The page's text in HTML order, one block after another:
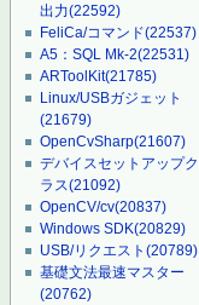
出力(22592)
FeliCa/コマンド(22537)
A5：SQL Mk-2(22531)
ARToolKit(21785)
Linux/USBガジェット
(21679)
OpenCvSharp(21607)
デバイスセットアップク
ラス(21092)
OpenCV/cv(20837)
Windows SDK(20829)
USB/リクエスト(20789)
基礎文法最速マスター
(20762)